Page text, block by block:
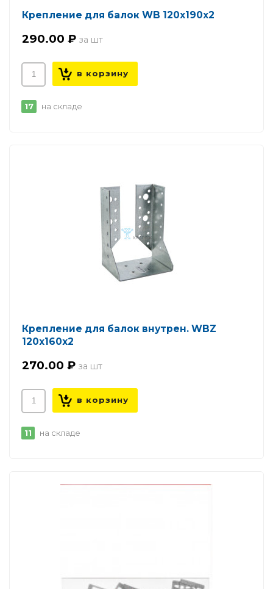
Крепление для балок WB 120х190х2
290.00 ₽
17 на складе
Крепление для балок внутрен. WBZ
120х160х2
270.00 ₽
11 на складе